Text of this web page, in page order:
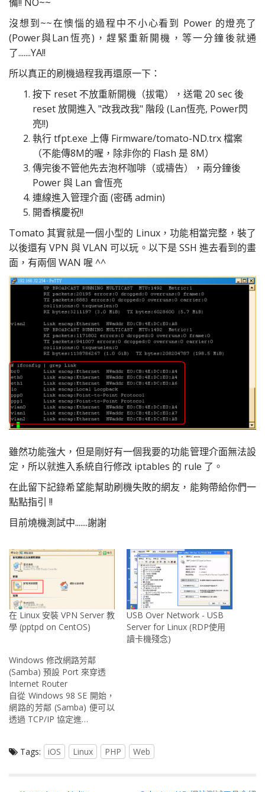
沒想到~~在懊惱的過程中不小心看到 Power 的燈亮了
(Power與Lan恆亮)，趕緊重新開機，等一分鐘後就通
了.......YA!!
所以真正的刷機過程我再還原一下：
按下 reset 不放重新開機（拔電），送電 20 sec 後
reset 放開進入 "改我改我" 階段 (Lan恆亮, Power閃
亮!!)
執行 tfpt.exe 上傳 Firmware/tomato-ND.trx 檔案
（不能傳8M的喔，除非你的 Flash 是 8M）
傳完後不管他先去泡杯咖啡（或禱告），兩分鐘後
Power 與 Lan 會恆亮
連線進入管理介面 (密碼 admin)
開香檳慶祝!!
Tomato 其實就是一個小型的 Linux，功能相當完整，裝了
以後還有 VPN 與 VLAN 可以玩。以下是 SSH 進去看到的畫
面，有兩個 WAN 喔 ^^
雖然功能強大，但是剛好有一個我要的功能管理介面無法設
定，所以就進入系統自行修改 iptables 的 rule 了。
在此留下記錄希望能幫助刷機失敗的網友，能夠帶給你們一
點點指引 !!
目前燒機測試中.......謝謝
在 Linux 安裝 VPN Server 教
學 (pptpd on CentOS)
USB Over Network - USB
Server for Linux (RDP使用
讀卡機殘念)
Windows 修改網路芳鄰
(Samba) 預設 Port 來穿透
Internet Router
自從 Windows 98 SE 開始，
網路的芳鄰 (Samba) 便可以
透過 TCP/IP 協定進…
Tags: iOS Linux PHP Web